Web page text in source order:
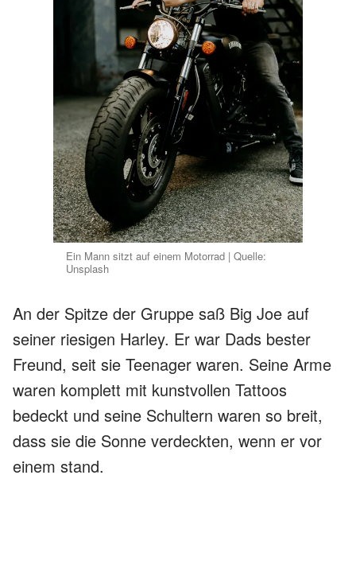
Ein Mann sitzt auf einem Motorrad | Quelle:
Unsplash
An der Spitze der Gruppe saß Big Joe auf
seiner riesigen Harley. Er war Dads bester
Freund, seit sie Teenager waren. Seine Arme
waren komplett mit kunstvollen Tattoos
bedeckt und seine Schultern waren so breit,
dass sie die Sonne verdeckten, wenn er vor
einem stand.